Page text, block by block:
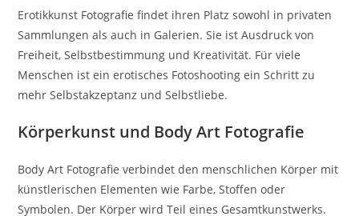
Erotikkunst Fotografie findet ihren Platz sowohl in privaten
Sammlungen als auch in Galerien. Sie ist Ausdruck von
Freiheit, Selbstbestimmung und Kreativität. Für viele
Menschen ist ein erotisches Fotoshooting ein Schritt zu
mehr Selbstakzeptanz und Selbstliebe.
Körperkunst und Body Art Fotografie
Body Art Fotografie verbindet den menschlichen Körper mit
künstlerischen Elementen wie Farbe, Stoffen oder
Symbolen. Der Körper wird Teil eines Gesamtkunstwerks.